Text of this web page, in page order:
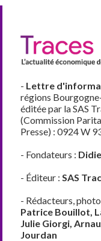
- Lettre
régions
éditée par la SAS
(Commission
Presse) : 0924 W
- Fondateurs :
- Éditeur :SAS
- Rédacteurs,
Patrice Bouillot,
Julie Giorgi,
Jourdan